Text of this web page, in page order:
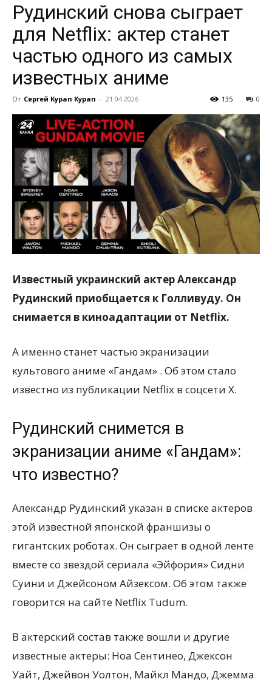
Рудинский снова сыграет
для Netflix: актер станет
частью одного из самых
известных аниме
От Сергей Курап Курап - 21.04.2026 0
135
Известный украинский актер Александр
Рудинский приобщается к Голливуду. Он
снимается в киноадаптации от Netflix.
А именно станет частью экранизации
культового аниме «Гандам» . Об этом стало
известно из публикации Netflix в соцсети X.
Рудинский снимется в
экранизации аниме «Гандам»:
что известно?
Александр Рудинский указан в списке актеров
этой известной японской франшизы о
гигантских роботах. Он сыграет в одной ленте
вместе со звездой сериала «Эйфория» Сидни
Суини и Джейсоном Айзексом. Об этом также
говорится на сайте Netflix Tudum.
В актерский состав также вошли и другие
известные актеры: Ноа Сентинео, Джексон
Уайт, Джейвон Уолтон, Майкл Мандо, Джемма